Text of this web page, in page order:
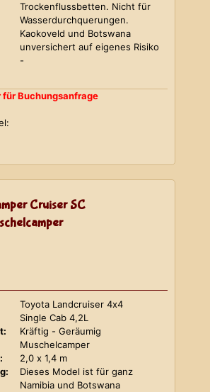
Trockenflussbetten. Nicht für
Wasserdurchquerungen.
Kaokoveld und Botswana
unversichert auf eigenes Risiko
-
Buchungsanfrage
Cruiser SC
Toyota Landcruiser 4x4
Single Cab 4,2L
Kräftig - Geräumig
Muschelcamper
2,0 x 1,4 m
Dieses Model ist für ganz
Namibia und Botswana